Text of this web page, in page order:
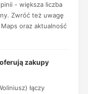
- większa liczba
Zwróć też uwagę
oraz aktualność
zakupy
łączy